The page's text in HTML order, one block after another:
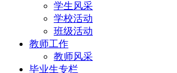
学生风采
学校活动
班级活动
教师工作
教师风采
毕业生专栏